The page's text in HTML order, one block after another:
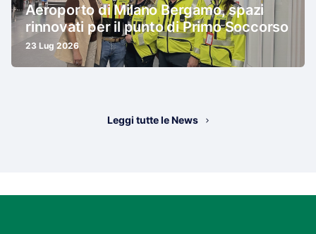
Aeroporto di Milano Bergamo, spazi
rinnovati per il punto di Primo Soccorso
23 Lug 2026
Leggi tutte le News